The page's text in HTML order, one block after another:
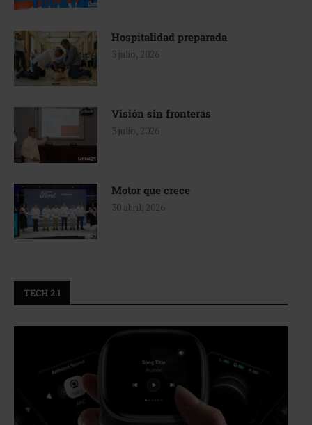
Hospitalidad preparada
3 julio, 2026
Visión sin fronteras
3 julio, 2026
Motor que crece
30 abril, 2026
TECH 2.1